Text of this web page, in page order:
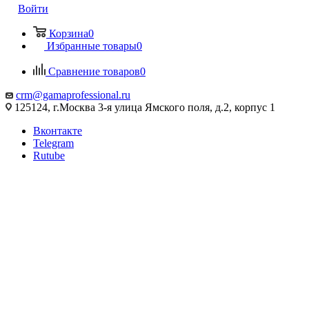
Войти
Корзина0
Избранные товары0
Сравнение товаров0
crm@gamaprofessional.ru
125124, г.Москва 3-я улица Ямского поля, д.2, корпус 1
Вконтакте
Telegram
Rutube